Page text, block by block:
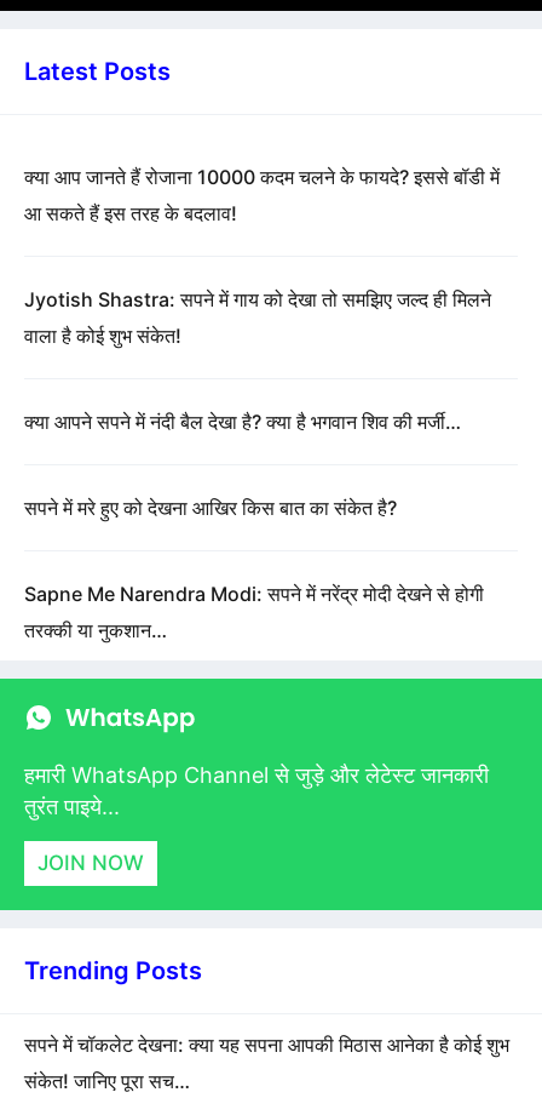
Latest Posts
क्या आप जानते हैं रोजाना 10000 कदम चलने के फायदे? इससे बॉडी में
आ सकते हैं इस तरह के बदलाव!
Jyotish Shastra: सपने में गाय को देखा तो समझिए जल्द ही मिलने
वाला है कोई शुभ संकेत!
क्या आपने सपने में नंदी बैल देखा है? क्या है भगवान शिव की मर्जी…
सपने में मरे हुए को देखना आखिर किस बात का संकेत है?
Sapne Me Narendra Modi: सपने में नरेंद्र मोदी देखने से होगी
तरक्की या नुकशान…
हमारी WhatsApp Channel से जुड़े और लेटेस्ट जानकारी
तुरंत पाइये...
JOIN NOW
Trending Posts
सपने में चॉकलेट देखना: क्या यह सपना आपकी मिठास आनेका है कोई शुभ
संकेत! जानिए पूरा सच…